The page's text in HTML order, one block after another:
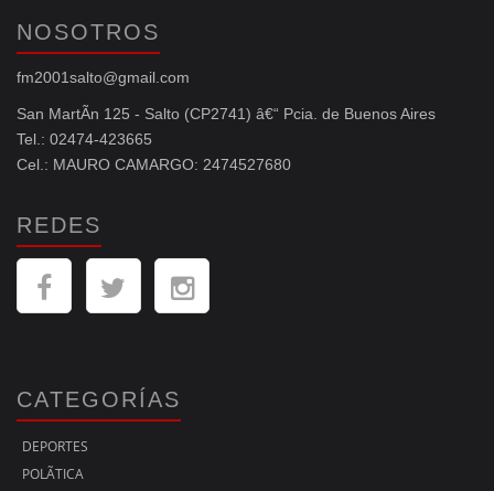
NOSOTROS
fm2001salto@gmail.com
San MartÃ­n 125 - Salto (CP2741) â€“ Pcia. de Buenos Aires
Tel.: 02474-423665
Cel.: MAURO CAMARGO: 2474527680
REDES
CATEGORÍAS
DEPORTES
POLÃ­TICA